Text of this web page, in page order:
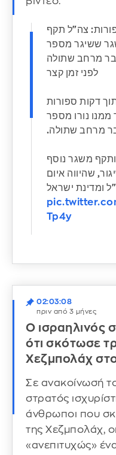
צה"ל תקף
ששיגר מספר
מרחב שתולה
לפני זמן קצר
דקות ספורות
נורו מספר
מרחב שתולה.
משגר נוסף
שהיווה איום
ומדינת ישראל
Tp4y
02:03:08
πριν από 3 μήνες
Ο ισραηλινός
ότι σκότωσε
Χεζμπολάχ
Σε ανακοίνωσή
στρατός
άνθρωποι που
της Χεζμπολάχ,
«ανεπιτυχώς»